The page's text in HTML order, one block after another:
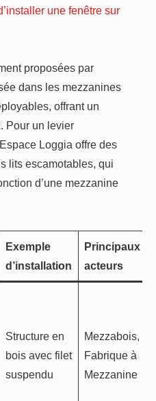
une fenêtre sur
proposées par
dans les mezzanines
offrant un
Pour un levier
Loggia offre des
lits escamotables, qui
d’une mezzanine
Exemple
d’installation
Principaux
acteurs
Structure en
bois avec filet
suspendu
Mezzabois, La
Fabrique à
Mezzanine